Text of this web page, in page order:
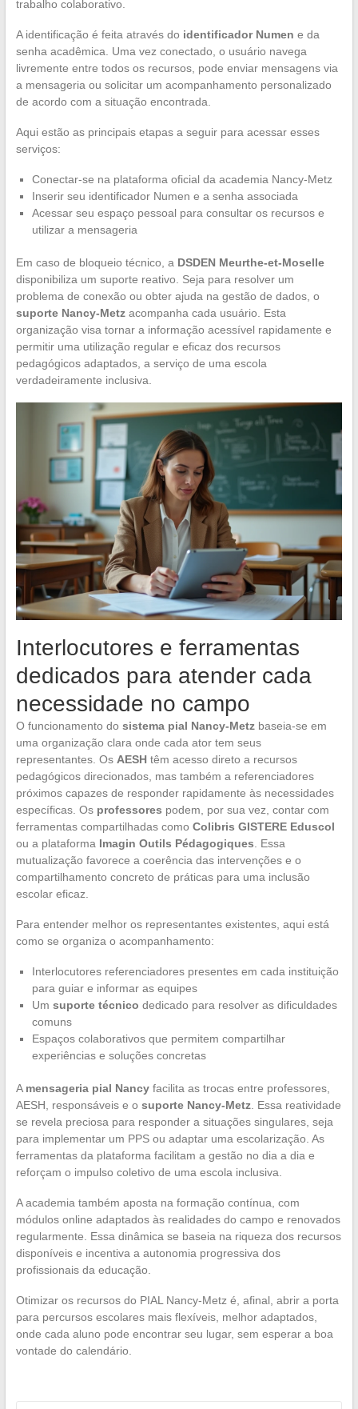
trabalho colaborativo.
A identificação é feita através do identificador Numen e da
senha acadêmica. Uma vez conectado, o usuário navega
livremente entre todos os recursos, pode enviar mensagens via
a mensageria ou solicitar um acompanhamento personalizado
de acordo com a situação encontrada.
Aqui estão as principais etapas a seguir para acessar esses
serviços:
Conectar-se na plataforma oficial da academia Nancy-Metz
Inserir seu identificador Numen e a senha associada
Acessar seu espaço pessoal para consultar os recursos e
utilizar a mensageria
Em caso de bloqueio técnico, a DSDEN Meurthe-et-Moselle
disponibiliza um suporte reativo. Seja para resolver um
problema de conexão ou obter ajuda na gestão de dados, o
suporte Nancy-Metzacompanha cada usuário. Esta
organização visa tornar a informação acessível rapidamente e
permitir uma utilização regular e eficaz dos recursos
pedagógicos adaptados, a serviço de uma escola
verdadeiramente inclusiva.
Interlocutores e ferramentas
dedicados para atender cada
necessidade no campo
O funcionamento do sistema pial Nancy-Metzbaseia-se em
uma organização clara onde cada ator tem seus
representantes. Os AESHtêm acesso direto a recursos
pedagógicos direcionados, mas também a referenciadores
próximos capazes de responder rapidamente às necessidades
específicas. Os professores podem, por sua vez, contar com
ferramentas compartilhadas como Colibris GISTERE Eduscol
ou a plataforma Imagin Outils Pédagogiques . Essa
mutualização favorece a coerência das intervenções e o
compartilhamento concreto de práticas para uma inclusão
escolar eficaz.
Para entender melhor os representantes existentes, aqui está
como se organiza o acompanhamento:
Interlocutores referenciadores presentes em cada instituição
para guiar e informar as equipes
Um suporte técnico dedicado para resolver as dificuldades
comuns
Espaços colaborativos que permitem compartilhar
experiências e soluções concretas
A mensageria pial Nancyfacilita as trocas entre professores,
AESH, responsáveis e o suporte Nancy-Metz. Essa reatividade
se revela preciosa para responder a situações singulares, seja
para implementar um PPS ou adaptar uma escolarização. As
ferramentas da plataforma facilitam a gestão no dia a dia e
reforçam o impulso coletivo de uma escola inclusiva.
A academia também aposta na formação contínua, com
módulos online adaptados às realidades do campo e renovados
regularmente. Essa dinâmica se baseia na riqueza dos recursos
disponíveis e incentiva a autonomia progressiva dos
profissionais da educação.
Otimizar os recursos do PIAL Nancy-Metz é, afinal, abrir a porta
para percursos escolares mais flexíveis, melhor adaptados,
onde cada aluno pode encontrar seu lugar, sem esperar a boa
vontade do calendário.